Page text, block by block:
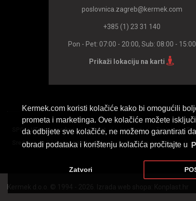
Kermek.com koristi kolačiće kako bi omogućili
prometa i marketinga. Ove kolačiće možete
da odbijete sve kolačiće, ne možemo garantirati
obradi podataka i korištenju kolačića pročitajte u
Zatvori
poslovnica.zagreb@kermek.com
+385 (1) 23 31 140
Pon - Pet: 07:00 - 20:00, Sub: 08:00 - 15:00
Prikaži lokaciju na karti
SPC I LVT vinilni podovi / Parket / Laminat / Tepisi /
Sredstva za čišćenje i zaštitu podova / Podloge za podove /